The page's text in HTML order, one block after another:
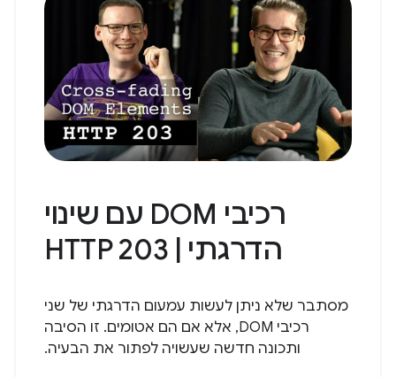
רכיבי DOM עם שינוי
הדרגתי | HTTP 203
מסתבר שלא ניתן לעשות עמעום הדרגתי של שני
רכיבי DOM, אלא אם הם אטומים. זו הסיבה
ותכונה חדשה שעשויה לפתור את הבעיה.